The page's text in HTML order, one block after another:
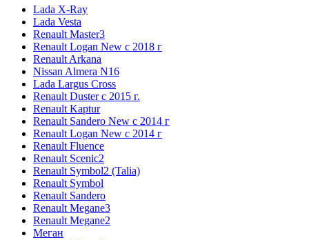
Lada X-Ray
Lada Vesta
Renault Master3
Renault Logan New с 2018 г
Renault Arkana
Nissan Almera N16
Lada Largus Cross
Renault Duster с 2015 г.
Renault Kaptur
Renault Sandero New с 2014 г
Renault Logan New с 2014 г
Renault Fluence
Renault Scenic2
Renault Symbol2 (Talia)
Renault Symbol
Renault Sandero
Renault Megane3
Renault Megane2
Меган